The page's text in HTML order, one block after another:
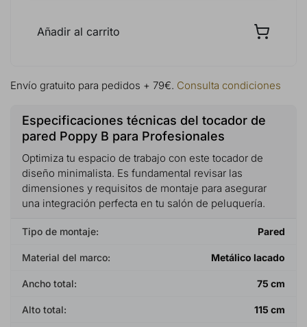
Añadir al carrito
Envío gratuito para pedidos + 79€. Consulta condiciones
Especificaciones técnicas del tocador de
pared Poppy B para Profesionales
Optimiza tu espacio de trabajo con este tocador de
diseño minimalista. Es fundamental revisar las
dimensiones y requisitos de montaje para asegurar
una integración perfecta en tu salón de peluquería.
Tipo de montaje: Pared
Material del marco: Metálico lacado
Ancho total: 75 cm
Alto total: 115 cm